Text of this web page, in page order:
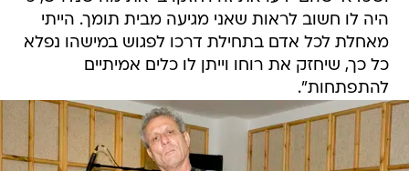
היה לו חשוב לראות שאני מגיעה מבית תומך. הייתי
מאחלת לכל אדם בתחילת דרכו לפגוש במישהו נפלא
כל כך, שיחזק את רוחו וייתן לו כלים אמיתיים
להתפתחות".